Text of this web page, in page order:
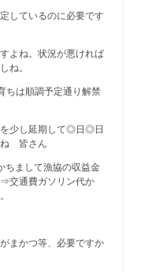
しているのに必要です
よね。状況が悪ければ
ね。
ちは順調予定通り解禁
を少し延期して◎日◎日
ね 皆さん
ちまして漁協の収益金
交通費ガソリン代か
まかつ等、必要ですか